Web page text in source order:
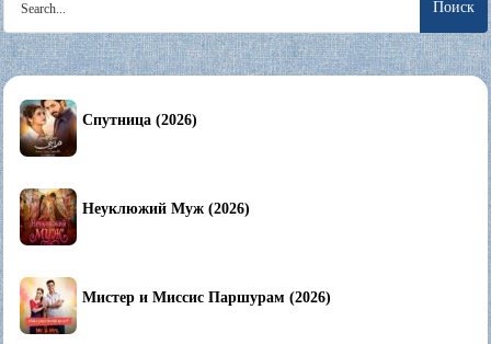
for:
Спутница (2026)
Неуклюжий Муж (2026)
Мистер и Миссис Паршурам (2026)